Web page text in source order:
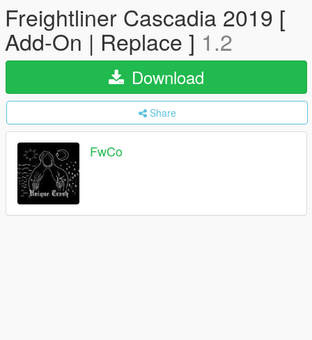
Freightliner Cascadia 2019 [
Add-On | Replace ] 1.2
Download
Share
FwCo